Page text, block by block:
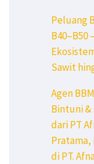
Peluang
B40–B50
Sawit
Agen
Bintuni &
dari PT
Pratama,
di PT.